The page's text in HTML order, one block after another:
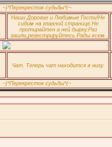
судьбы*(~
Наши Дорогие и Любимые Гости!Не
сидим на главной странице.Не
протирайтен а ней дырку.Раз
зашли,регестрируйтесь.Рады всем.
Чат. Теперь чат находится в низу.
судьбы*(~